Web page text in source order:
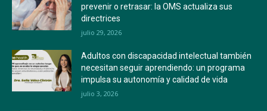
prevenir o retrasar: la OMS actualiza sus
directrices
julio 29, 2026
Adultos con discapacidad intelectual también
necesitan seguir aprendiendo: un programa
impulsa su autonomía y calidad de vida
julio 3, 2026